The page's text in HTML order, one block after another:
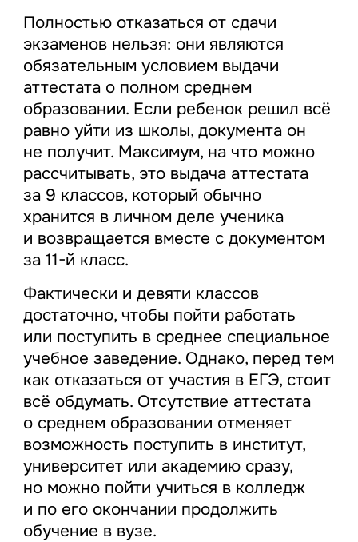
Полностью отказаться от сдачи
экзаменов нельзя: они являются
обязательным условием выдачи
аттестата о полном среднем
образовании. Если ребенок решил всё
равно уйти из школы, документа он
не получит. Максимум, на что можно
рассчитывать, это выдача аттестата
за 9 классов, который обычно
хранится в личном деле ученика
и возвращается вместе с документом
за 11-й класс.
Фактически и девяти классов
достаточно, чтобы пойти работать
или поступить в среднее специальное
учебное заведение. Однако, перед тем
как отказаться от участия в ЕГЭ, стоит
всё обдумать. Отсутствие аттестата
о среднем образовании отменяет
возможность поступить в институт,
университет или академию сразу,
но можно пойти учиться в колледж
и по его окончании продолжить
обучение в вузе.